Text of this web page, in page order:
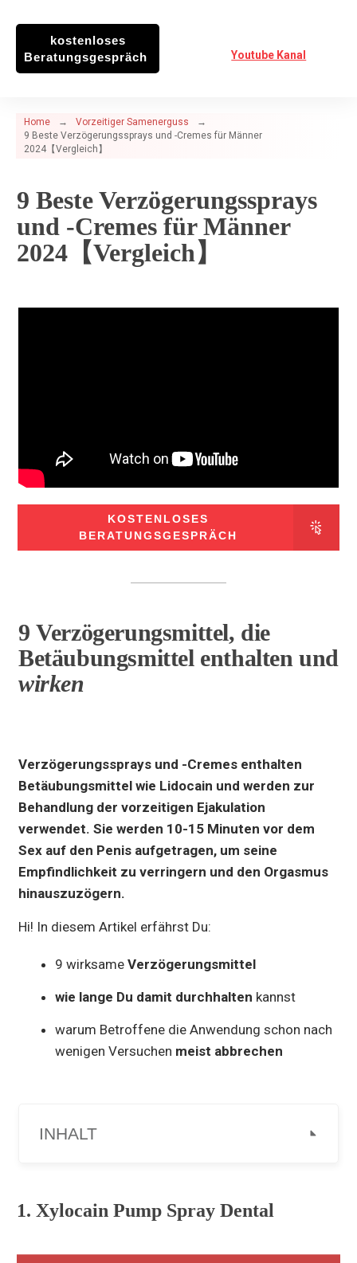
kostenloses
Beratungsgespräch
Youtube Kanal
Home → Vorzeitiger Samenerguss
→
9 Beste Verzögerungssprays und -Cremes für Männer
2024【Vergleich】
9 Beste Verzögerungssprays
und -Cremes für Männer
2024【Vergleich】
KOSTENLOSES
BERATUNGSGESPRÄCH
9Verzögerungsmittel, die
Betäubungsmittel enthalten und
wirken
Verzögerungssprays und -Cremes enthalten
Betäubungsmittel wie Lidocain und werden zur
Behandlung der vorzeitigen Ejakulation
verwendet. Sie werden 10-15 Minuten vor dem
Sex auf den Penis aufgetragen, um seine
Empfindlichkeit zu verringern und den Orgasmus
hinauszuzögern.
Hi! In diesem Artikel erfährst Du:
9 wirksame Verzögerungsmittel
wie lange Du damit durchhalten kannst
warum Betroffene die Anwendung schon nach
wenigen Versuchen meist abbrechen
INHALT
1. Xylocain Pump Spray Dental